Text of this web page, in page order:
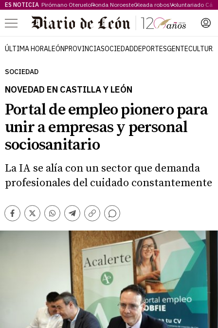
ES NOTICIA Pirómano OterueloRonda NoroesteOleada robosVoluntariado
Menú
ÚLTIMA HORALEÓNPROVINCIASOCIEDADDEPORTESGENTECULTURA
SOCIEDAD
NOVEDAD EN CASTILLA Y LEÓN
Portal de empleo pionero para
unir a empresas y personal
sociosanitario
La IA se alía con un sector que demanda
profesionales del cuidado constantemente
Facebook
TwitterWhatsappTelegram
Copiar
Comentarios